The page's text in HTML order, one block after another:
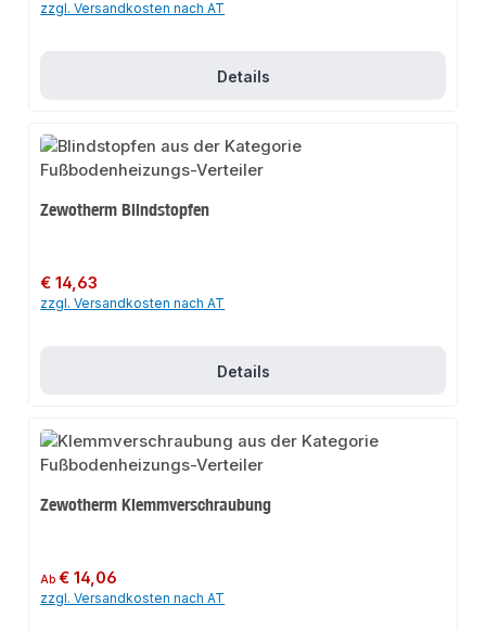
zzgl. Versandkosten nach AT
Details
Zewotherm Blindstopfen
Regulärer Preis:
€ 14,63
zzgl. Versandkosten nach AT
Details
Zewotherm Klemmverschraubung
Regulärer Preis:
Ab€ 14,06
zzgl. Versandkosten nach AT